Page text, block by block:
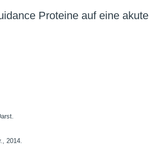
Proteine auf eine akute
2014.